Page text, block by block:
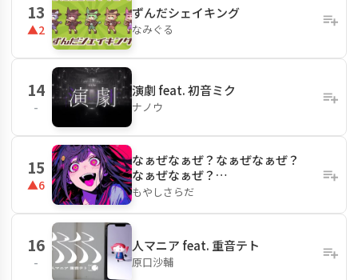
13
▲2
ずんだシェイキング
なみぐる
14
-
演劇 feat. 初音ミク
ナノウ
15
▲6
なぁぜなぁぜ？なぁぜなぁぜ？
なぁぜなぁぜ？…
もやしさらだ
16
-
人マニア feat. 重音テト
原口沙輔